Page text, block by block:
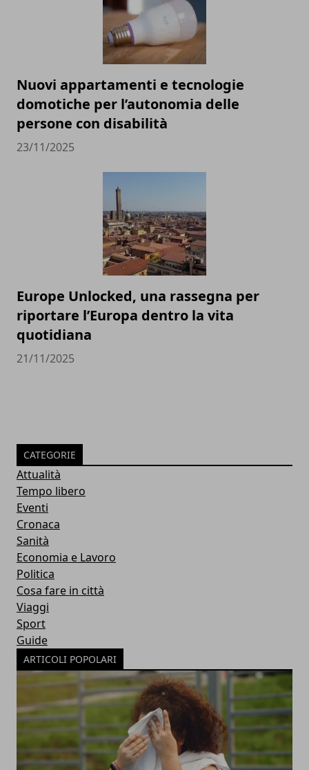
Nuovi appartamenti e tecnologie
domotiche per l’autonomia delle
persone con disabilità
23/11/2025
Europe Unlocked, una rassegna per
riportare l’Europa dentro la vita
quotidiana
21/11/2025
CATEGORIE
Attualità
Tempo libero
Eventi
Cronaca
Sanità
Economia e Lavoro
Politica
Cosa fare in città
Viaggi
Sport
Guide
ARTICOLI POPOLARI